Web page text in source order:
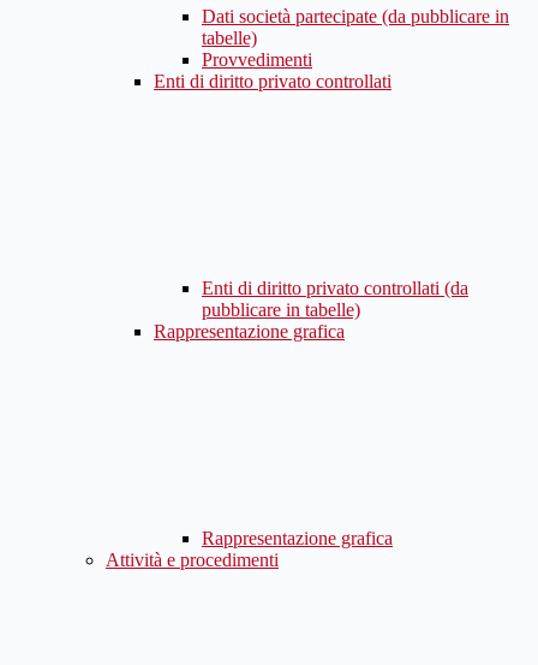
Dati società partecipate (da pubblicare in
tabelle)
Provvedimenti
Enti di diritto privato controllati
Enti di diritto privato controllati (da
pubblicare in tabelle)
Rappresentazione grafica
Rappresentazione grafica
Attività e procedimenti